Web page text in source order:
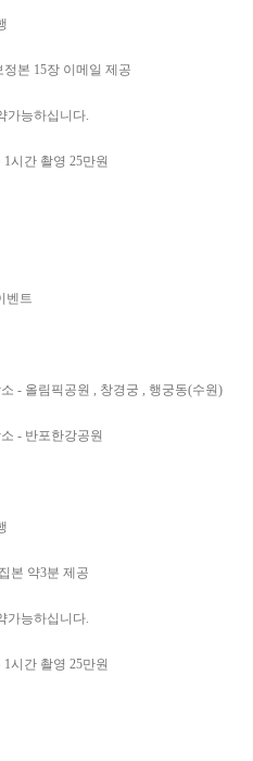
본 15장 이메일 제공
가능하십니다.
시간 촬영 25만원
벤트
- 올림픽공원 , 창경궁 , 행궁동(수원)
- 반포한강공원
본 약3분 제공
가능하십니다.
시간 촬영 25만원